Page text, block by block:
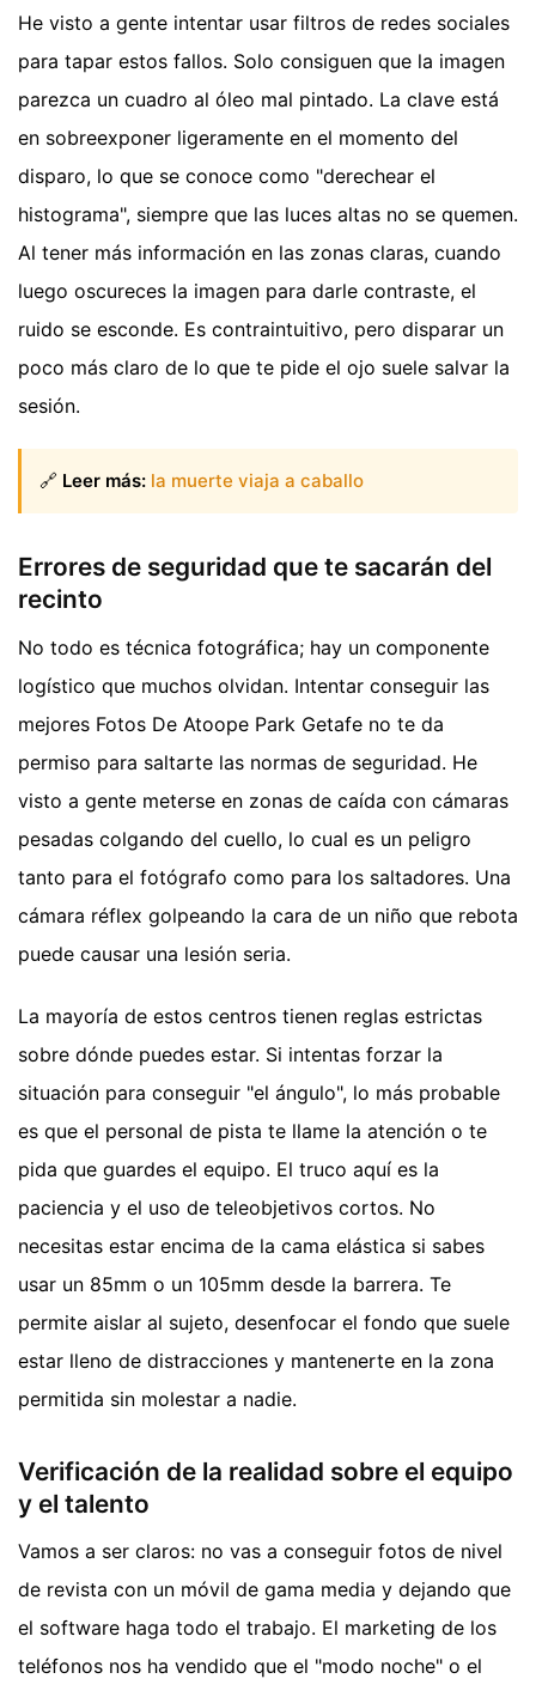
He visto a gente intentar usar filtros de redes sociales
para tapar estos fallos. Solo consiguen que la imagen
parezca un cuadro al óleo mal pintado. La clave está
en sobreexponer ligeramente en el momento del
disparo, lo que se conoce como "derechear el
histograma", siempre que las luces altas no se quemen.
Al tener más información en las zonas claras, cuando
luego oscureces la imagen para darle contraste, el
ruido se esconde. Es contraintuitivo, pero disparar un
poco más claro de lo que te pide el ojo suele salvar la
sesión.
🔗 Leer más: la muerte viaja a caballo
Errores de seguridad que te sacarán del
recinto
No todo es técnica fotográfica; hay un componente
logístico que muchos olvidan. Intentar conseguir las
mejores Fotos De Atoope Park Getafe no te da
permiso para saltarte las normas de seguridad. He
visto a gente meterse en zonas de caída con cámaras
pesadas colgando del cuello, lo cual es un peligro
tanto para el fotógrafo como para los saltadores. Una
cámara réflex golpeando la cara de un niño que rebota
puede causar una lesión seria.
La mayoría de estos centros tienen reglas estrictas
sobre dónde puedes estar. Si intentas forzar la
situación para conseguir "el ángulo", lo más probable
es que el personal de pista te llame la atención o te
pida que guardes el equipo. El truco aquí es la
paciencia y el uso de teleobjetivos cortos. No
necesitas estar encima de la cama elástica si sabes
usar un 85mm o un 105mm desde la barrera. Te
permite aislar al sujeto, desenfocar el fondo que suele
estar lleno de distracciones y mantenerte en la zona
permitida sin molestar a nadie.
Verificación de la realidad sobre el equipo
y el talento
Vamos a ser claros: no vas a conseguir fotos de nivel
de revista con un móvil de gama media y dejando que
el software haga todo el trabajo. El marketing de los
teléfonos nos ha vendido que el "modo noche" o el